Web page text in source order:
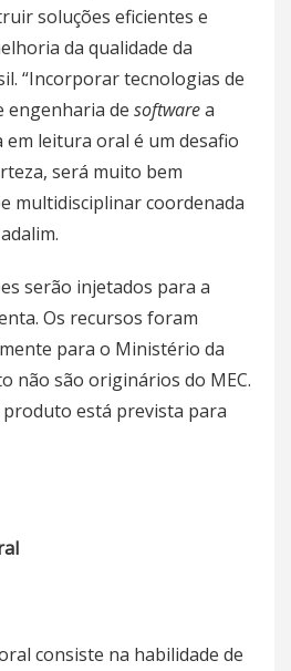
soluções eficientes e
da qualidade da
“Incorporar tecnologias de
engenharia de softwarea
em leitura oral é um desafio
será muito bem
multidisciplinar coordenada
serão injetados para a
Os recursos foram
para o Ministério da
não são originários do MEC.
está prevista para
consiste na habilidade de